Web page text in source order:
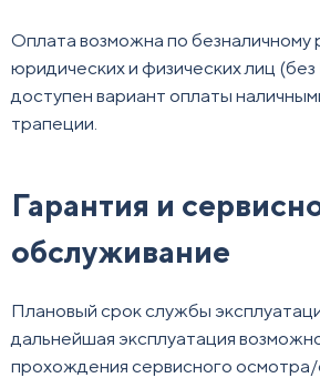
Оплата возможна по безналичному
юридических и физических лиц
доступен вариант оплаты
трапеции.
Гарантия и
обслуживание
Плановый срок службы
дальнейшая эксплуатация
прохождения сервисного